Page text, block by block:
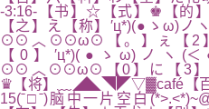
-3:16-【书】☆【式】♚【的
【之】え【称】′ц*)(●ゝω)
⊙⊙︿⊙⊙ω⊙【。】ぇ【2】
【0】′ц*)(●ゝω)ノヽ(
⊙⊙︿⊙⊙ω⊙【0】に【3】
♛【将】﹏◢◣◥◤▽▓café【百
15(ˉ□ˉ)脑中一片空白